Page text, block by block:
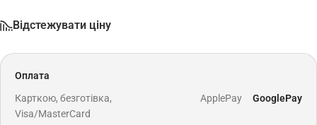
Відстежувати ціну
Оплата
Карткою, безготівка,
Visa/MasterCard
ApplePay GooglePay